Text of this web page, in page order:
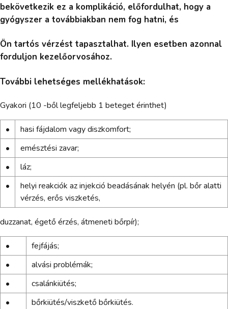
bekövetkezik ez a komplikáció, előfordulhat, hogy a
gyógyszer a továbbiakban nem fog hatni, és
Ön tartós vérzést tapasztalhat. Ilyen esetben azonnal
forduljon kezelőorvosához.
További lehetséges mellékhatások:
Gyakori (10 -ből legfeljebb 1 beteget érinthet)
•
hasi fájdalom vagy diszkomfort;
•
emésztési zavar;
•
láz;
•
helyi reakciók az injekció beadásának helyén (pl. bőr alatti
vérzés, erős viszketés,
duzzanat, égető érzés, átmeneti bőrpír);
•
fejfájás;
•
alvási problémák;
•
csalánkiütés;
•
bőrkiütés/viszkető bőrkiütés.